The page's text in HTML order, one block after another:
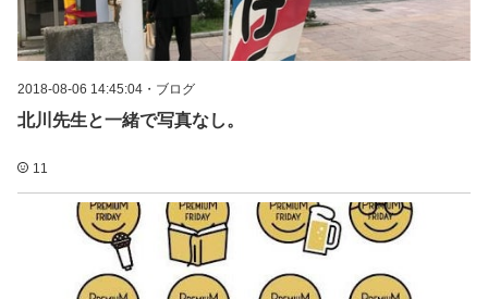
2018-08-06 14:45:04 ・ ブログ
北川先生と一緒で写真なし。
11